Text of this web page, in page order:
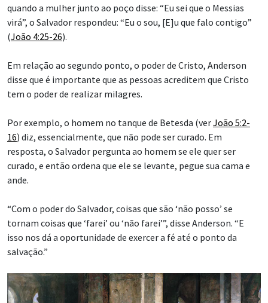
quando a mulher junto ao poço disse: “Eu sei que o Messias
virá”, o Salvador respondeu: “Eu o sou, [E]u que falo contigo”
(João 4:25-26).
Em relação ao segundo ponto, o poder de Cristo, Anderson
disse que é importante que as pessoas acreditem que Cristo
tem o poder de realizar milagres.
Por exemplo, o homem no tanque de Betesda (verJoão 5:2-
16) diz, essencialmente, que não pode ser curado. Em
resposta, o Salvador pergunta ao homem se ele quer ser
curado, e então ordena que ele se levante, pegue sua cama e
ande.
“Com o poder do Salvador, coisas que são ‘não posso’ se
tornam coisas que ‘farei’ ou ‘não farei’”, disse Anderson. “E
isso nos dá a oportunidade de exercer a fé até o ponto da
salvação.”